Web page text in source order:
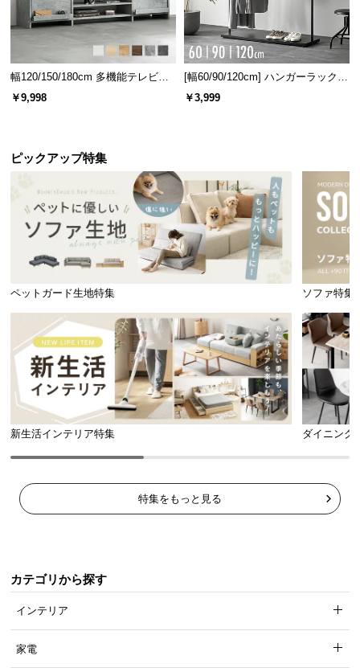
幅120/150/180cm 多機能テレビボ
ード 木目/石目調 オープン収納・
￥9,998
[幅60/90/120cm] ハンガーラック
スチール 4段階高さ調節 サイドフ
￥3,999
ピックアップ特集
ペットガード生地特集 ソファ特集
新生活インテリア特集 ダイニング
特集をもっと見る
カテゴリから探す
インテリア
家電